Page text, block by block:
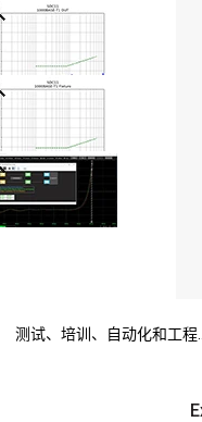
测试、培训、自动化和工程...